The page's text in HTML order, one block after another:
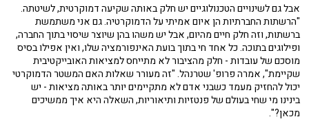
אבל גם לשינויים הטכנולוגיים יש חלק באותה שקיעה דמוקרטית, לשיטתה.
"הרשתות החברתיות הן איום אמיתי על הדמוקרטיה. גם אני משתמשת
ברשתות, וזה חלק חיים מהיום, אבל יש משהו בהן שיוצר שיסוי בתוך החברה,
ופילוגים בתוכה. כל אחד חי בתוך בועת האינפורמציה שלו, ואין אפילו בסיס
מוסכם של עובדות - חלק מהציבור לא מתייחס למציאות האובייקטיבית
שקיימת", אמרה פרופ' שטרנהל. "זה מעורר שאלות האם המשטר הדמוקרטי
יכול להחזיק מעמד כשבני אדם לא מתקיימים יותר באותה מציאות - יש
בינינו מי שחי בעולם של פנטזיות ותיאוריות, השאלה היא איך ממשיכים
מכאן?".